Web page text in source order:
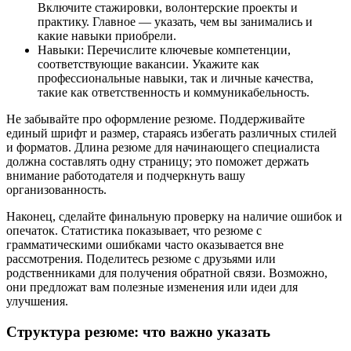
Включите стажировки, волонтерские проекты и
практику. Главное — указать, чем вы занимались и
какие навыки приобрели.
Навыки: Перечислите ключевые компетенции,
соответствующие вакансии. Укажите как
профессиональные навыки, так и личные качества,
такие как ответственность и коммуникабельность.
Не забывайте про оформление резюме. Поддерживайте
единый шрифт и размер, стараясь избегать различных стилей
и форматов. Длина резюме для начинающего специалиста
должна составлять одну страницу; это поможет держать
внимание работодателя и подчеркнуть вашу
организованность.
Наконец, сделайте финальную проверку на наличие ошибок и
опечаток. Статистика показывает, что резюме с
грамматическими ошибками часто оказывается вне
рассмотрения. Поделитесь резюме с друзьями или
родственниками для получения обратной связи. Возможно,
они предложат вам полезные изменения или идеи для
улучшения.
Структура резюме: что важно указать